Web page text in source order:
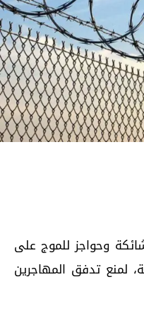
وحواجز للموج على
لمنع تدفق المهاجرين